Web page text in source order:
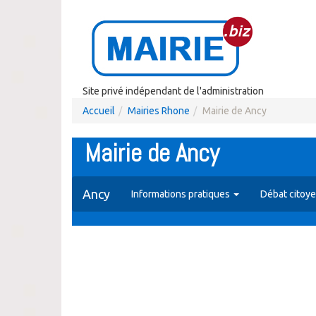
Site privé indépendant de l'administration
Accueil
Mairies Rhone Mairie de Ancy
Mairie de Ancy
Ancy Informations pratiques Débat